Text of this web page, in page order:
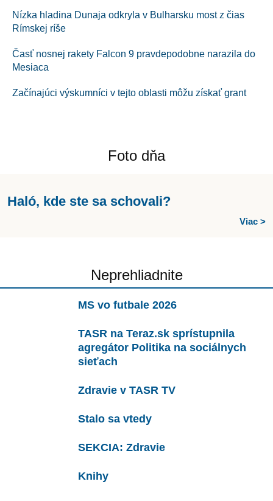
Nízka hladina Dunaja odkryla v Bulharsku most z čias
Rímskej ríše
Časť nosnej rakety Falcon 9 pravdepodobne narazila do
Mesiaca
Začínajúci výskumníci v tejto oblasti môžu získať grant
Foto dňa
Haló, kde ste sa schovali?
Viac >
Neprehliadnite
MS vo futbale 2026
TASR na Teraz.sk sprístupnila
agregátor Politika na sociálnych
sieťach
Zdravie v TASR TV
Stalo sa vtedy
SEKCIA: Zdravie
Knihy